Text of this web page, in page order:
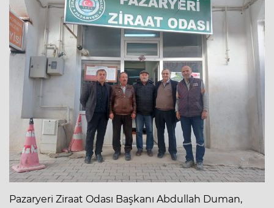
Pazaryeri Ziraat Odası Başkanı Abdullah Duman,